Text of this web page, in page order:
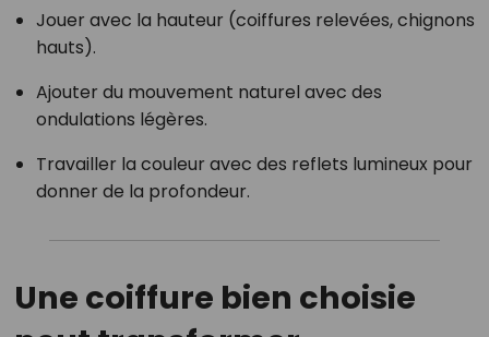
Jouer avec la hauteur (coiffures relevées, chignons
hauts).
Ajouter du mouvement naturel avec des
ondulations légères.
Travailler la couleur avec des reflets lumineux pour
donner de la profondeur.
Une coiffure bien choisie